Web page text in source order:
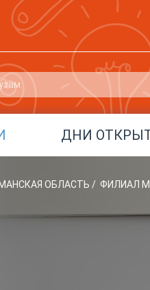
ДНИ
ОБЛАСТЬ / ФИЛИАЛ